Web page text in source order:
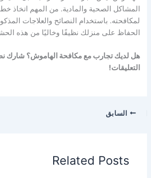
المشاكل الصحية والمادية. من المهم اتخاذ
لمكافحته. باستخدام النصائح والعلاجات
الحفاظ على منزلك نظيفًا وخاليًا من هذه
هل لديك تجارب مع مكافحة الهاموش؟ شارك
التعليقات!
السابق
Related Posts